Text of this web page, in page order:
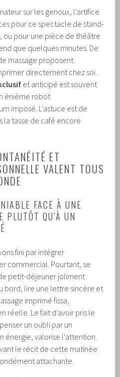
sur les genoux, l’artifice
pour ce spectacle de stand-
ou pour une pièce de théâtre
que quelques minutes. De
massage proposent
directement chez soi.
et anticipé est souvent
énième robot
imposé. L’astuce est de
la tasse de café encore
ET
VALENT TOUS
FACE À UNE
PLUTÔT QU’À UN
fini par intégrer
commercial. Pourtant, se
petit-déjeuner joliment
bord, lire une lettre sincère et
imprimé fissa,
réelle. Le fait d’avoir pris le
un oubli par un
valorise l’attention.
le récit de cette matinée
attachante.